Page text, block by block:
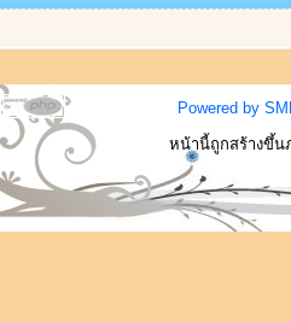
Powered by
หน้านี้ถูกสร้างขึ้น